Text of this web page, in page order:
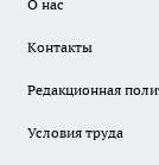
О нас
Контакты
Редакционная
Условия труда